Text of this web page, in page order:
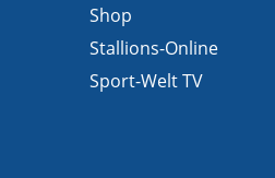
Shop
Stallions-Online
Sport-Welt TV